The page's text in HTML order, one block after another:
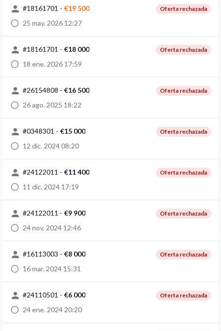
#18161701 - €19 500 Oferta rechazada
25 may. 2026 12:27
#18161701 - €18 000 Oferta rechazada
18 ene. 2026 17:59
#26154808 - €16 500 Oferta rechazada
26 ago. 2025 18:22
#0348301 - €15 000 Oferta rechazada
12 dic. 2024 08:20
#24122011 - €11 400 Oferta rechazada
11 dic. 2024 17:19
#24122011 - €9 900 Oferta rechazada
24 nov. 2024 12:46
#16113003 - €8 000 Oferta rechazada
16 mar. 2024 15:31
#24110501 - €6 000 Oferta rechazada
24 ene. 2024 20:20